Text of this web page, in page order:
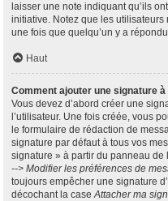
laisser une note indiquant qu’ils
initiative. Notez que les
une fois que quelqu’un y a
Haut
Comment ajouter une signature
Vous devez d’abord créer une
l’utilisateur. Une fois créée, vous
le formulaire de rédaction de
signature par défaut à tous vos
signature » à partir du panneau de
--> Modifier les préférences de
toujours empêcher une signature
décochant la caseAttacher ma